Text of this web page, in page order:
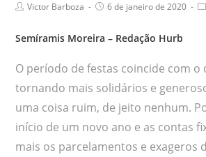
Victor Barboza 6 de janeiro de 2020
Semíramis Moreira– Redação Hurb
O período de festas coincide com o
tornando mais solidários e
uma coisa ruim, de jeito nenhum.
início de um novo ano e as contas
mais os parcelamentos e exageros